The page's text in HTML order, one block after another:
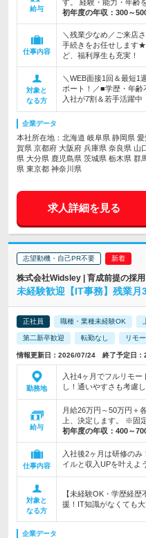
給与
す。 経験・能力・年齢
初年度の年収： 300～
仕事内容
＼残業少なめ／ご来店
手続きをお任せします
ど、福利厚生も充実！
対象と
なる方
＼WEB面接1回＆最短1
ポート！／■学歴・年
入社が7割＆若手活躍中
企業データ
本社所在地：北海道 岐阜県 静岡県
賀県 京都府 大阪府 兵庫県 奈良県 山
県 大分県 鹿児島県 茨城県 栃木県 群
県 東京都 神奈川県
求人詳細を見る
志望動機・自己PR不要
株式会社Widsley | 育成前提の採
未経験歓迎【IT事務】残業
正社員 職種・業種未経験OK
第二新卒歓迎 転勤なし リモ
情報更新日：2026/07/24 終了予定日
勤務地
入社4ヶ月でフルリモ
し！通いやすさも考慮
給与
月給26万円～50万円＋
上、決定します。 ※固
初年度の年収： 400～
仕事内容
入社後2ヶ月は研修の
イルと収入UPを叶えよ
対象と
なる方
【未経験OK・学歴経
援！IT知識がなくても
企業データ